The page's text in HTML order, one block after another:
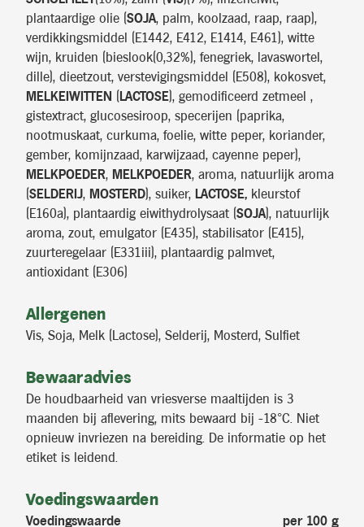
plantaardige olie (SOJA, palm, koolzaad, raap, raap),
verdikkingsmiddel (E1442, E412, E1414, E461), witte
wijn, kruiden (bieslook(0,32%), fenegriek, lavaswortel,
dille), dieetzout, verstevigingsmiddel (E508), kokosvet,
MELKEIWITTEN
( LACTOSE), gemodificeerd zetmeel ,
gistextract, glucosesiroop, specerijen (paprika,
nootmuskaat, curkuma, foelie, witte peper, koriander,
gember, komijnzaad, karwijzaad, cayenne peper),
MELKPOEDER, MELKPOEDER, aroma, natuurlijk aroma
(SELDERIJ, MOSTERD), suiker, LACTOSE, kleurstof
(E160a), plantaardig eiwithydrolysaat (SOJA), natuurlijk
aroma, zout, emulgator (E435), stabilisator (E415),
zuurteregelaar (E331iii), plantaardig palmvet,
antioxidant (E306)
Allergenen
Vis, Soja, Melk (Lactose), Selderij, Mosterd, Sulfiet
Bewaaradvies
De houdbaarheid van vriesverse maaltijden is 3
maanden bij aflevering, mits bewaard bij -18°C. Niet
opnieuw invriezen na bereiding. De informatie op het
etiket is leidend.
Voedingswaarden
Voedingswaarde per 100 g